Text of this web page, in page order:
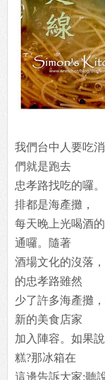
我們台中人要吃
們就是跑去
忠孝路找吃的囉
排都是海產攤，
每天晚上光喝酒
通囉。隨著
酒場文化的沒落
的忠孝路雖然
少了許多海產攤
新的美食店家
加入陣容。如果
糕?那冰箱在
這邊告訴大家:聽